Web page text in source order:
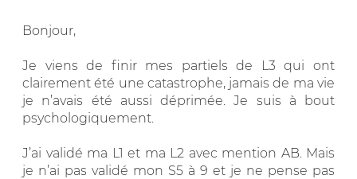
Bonjour,
Je viens de finir mes partiels de L3 qui ont
clairement été une catastrophe, jamais de ma vie
je n’avais été aussi déprimée. Je suis à bout
psychologiquement.
J’ai validé ma L1 et ma L2 avec mention AB. Mais
je n’ai pas validé mon S5 à 9 et je ne pense pas